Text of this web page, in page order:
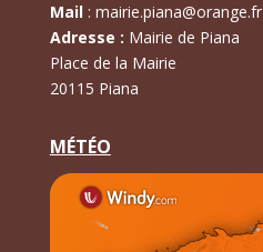
Mail: mairie.piana@orange.fr
Adresse : Mairie de Piana
Place de la Mairie
20115 Piana
MÉTÉO